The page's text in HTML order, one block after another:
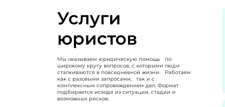
Услуги
юристов
Мы оказываем юридическую помощь по
широкому кругу вопросов, с которыми люди
сталкиваются в повседневной жизни. Работаем
как с разовыми запросами, так и с
комплексным сопровождением дел. Формат
подбирается исходя из ситуации, стадии и
возможных рисков.